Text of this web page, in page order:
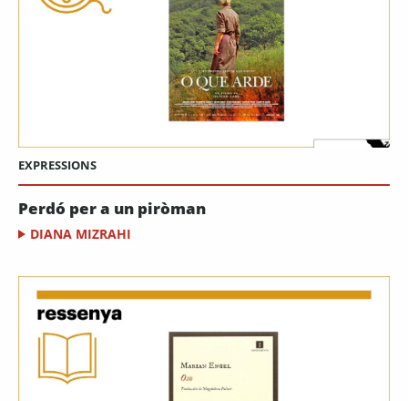
EXPRESSIONS
Perdó per a un piròman
DIANA MIZRAHI